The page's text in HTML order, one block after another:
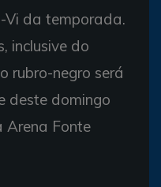
Vi da temporada.
inclusive do
rubro-negro será
deste domingo
Arena Fonte